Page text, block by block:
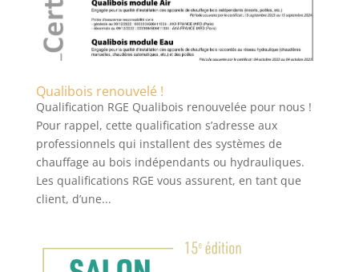
Qualibois renouvelé !
Qualification RGE Qualibois renouvelée pour nous !
Pour rappel, cette qualification s’adresse aux
professionnels qui installent des systèmes de
chauffage au bois indépendants ou hydrauliques.
Les qualifications RGE vous assurent, en tant que
client, d’une...